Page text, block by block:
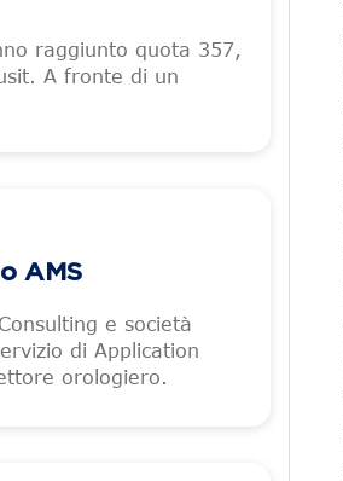
raggiunto quota 357,
A fronte di un
AMS
e società
di Application
orologiero.